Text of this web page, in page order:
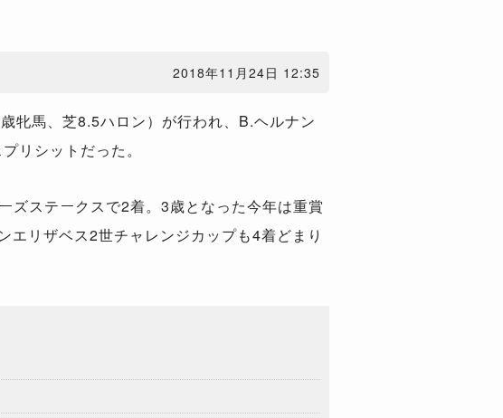
2018年11月24日 12:35
牝馬、芝8.5ハロン）が行われ、B.ヘルナン
リシットだった。
ステークスで2着。3歳となった今年は重賞
リザベス2世チャレンジカップも4着どまり